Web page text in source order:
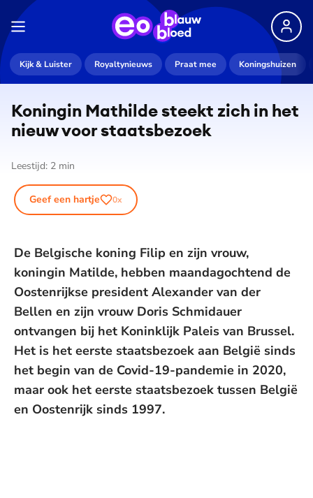
Kijk & Luister Royaltynieuws Praat mee Koningshuizen
Koningin Mathilde steekt zich in het
nieuw voor staatsbezoek
Leestijd: 2 min
Geef een hartje 0x
De Belgische koning Filip en zijn vrouw,
koningin Matilde, hebben maandagochtend de
Oostenrijkse president Alexander van der
Bellen en zijn vrouw Doris Schmidauer
ontvangen bij het Koninklijk Paleis van Brussel.
Het is het eerste staatsbezoek aan België sinds
het begin van de Covid-19-pandemie in 2020,
maar ook het eerste staatsbezoek tussen België
en Oostenrijk sinds 1997.